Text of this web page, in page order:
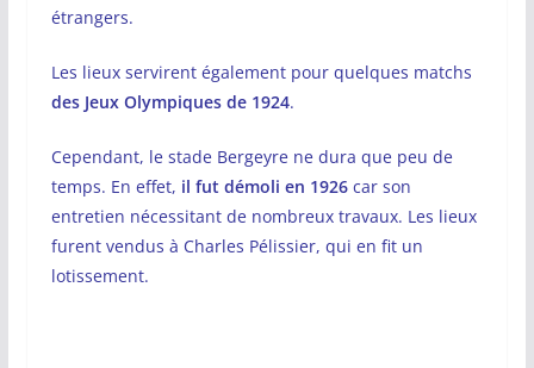
étrangers.
Les lieux servirent également pour quelques matchs
des Jeux Olympiques de 1924.
Cependant, le stade Bergeyre ne dura que peu de
temps. En effet, il fut démoli en 1926car son
entretien nécessitant de nombreux travaux. Les lieux
furent vendus à Charles Pélissier, qui en fit un
lotissement.